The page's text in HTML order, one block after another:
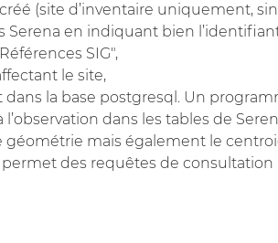
(site d’inventaire uniquement,
Serena en indiquant bien
SIG",
le site,
dans la base postgresql. Un
l’observation dans les tables de
géométrie mais également le
des requêtes de